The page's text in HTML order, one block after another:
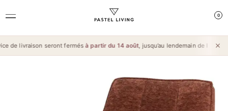
0
de livraison seront fermésà partir du 14 août, jusqu’au lendemain de l’Aïd al-